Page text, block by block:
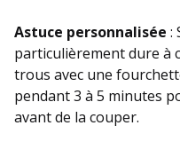
Astuce personnalisée :
particulièrement dure à
trous avec une
pendant 3 à 5 minutes
avant de la couper.